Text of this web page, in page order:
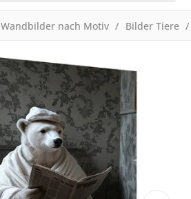
Wandbilder nach Motiv Bilder Tiere